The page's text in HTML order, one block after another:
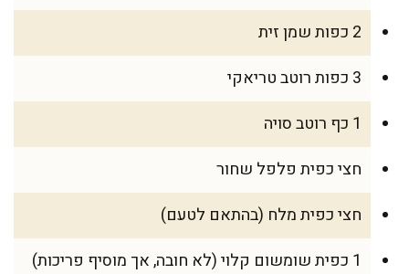
2 כפות שמן זית
3 כפות רוטב טריאקי
1 כף רוטב סויה
חצי כפית פלפל שחור
חצי כפית מלח (בהתאם לטעם)
1 כפית שומשום קלוי (לא חובה, אך מוסיף פריכות)